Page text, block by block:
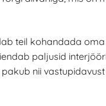
teil kohandada
paljusid
nii